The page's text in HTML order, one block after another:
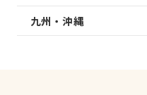
九州・沖縄